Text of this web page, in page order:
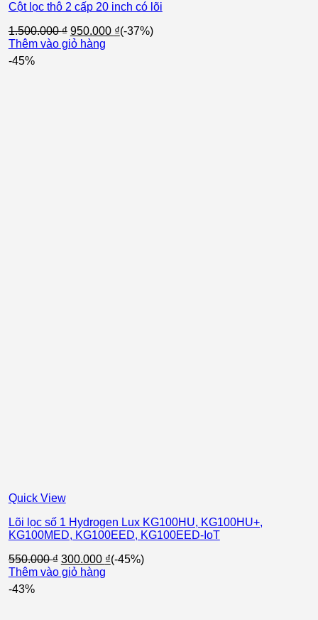
Cột lọc thô 2 cấp 20 inch có lõi
1.500.000₫ Giá
gốc
950.000 ₫Giá
(-37%)
Thêm vào giỏ hàng
-45%
Quick View
Lõi lọc số 1 Hydrogen Lux KG100HU, KG100HU+,
KG100MED, KG100EED, KG100EED-IoT
550.000₫ Giá
gốc
300.000 ₫Giá
(-45%)
Thêm vào giỏ hàng
-43%